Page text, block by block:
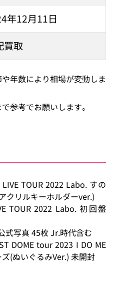
年12月11日
買取
年数により相場が変動しま
参考でお願いします。
TOUR 2022 Labo. すの
クリルキーホルダーver.)
TOUR 2022 Labo. 初回盤
式写真 45枚 Jr.時代含む
DOME tour 2023 I DO ME
(ぬいぐるみVer.) 未開封